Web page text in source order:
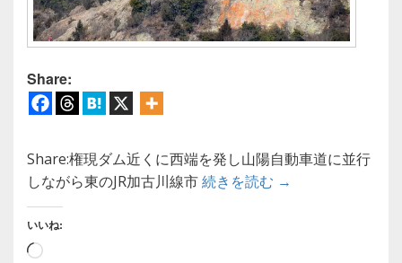
Share:
Share:権現ダム近くに西端を発し山陽自動車道に並行
しながら東のJR加古川線市続きを読む 【登山ガイド】小
→
いいね:
読